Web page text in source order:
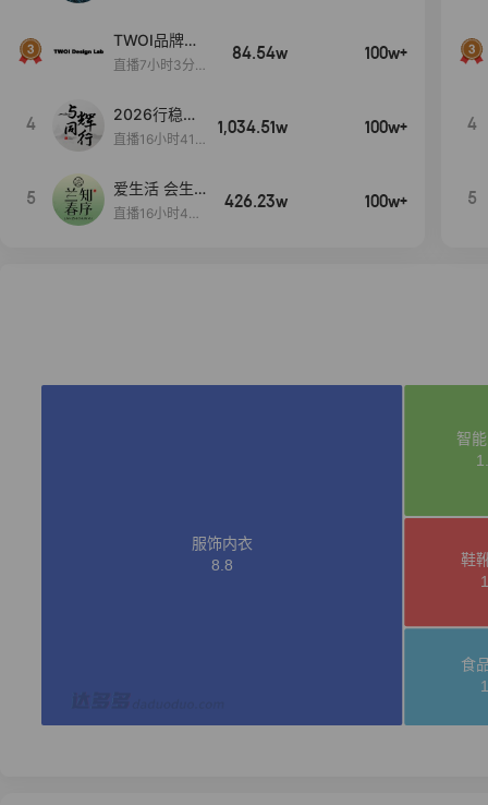
TWOI品牌直
播间新款上
直播7小时3分5
84.54w 100w+
4
2026行稳致
远
直播16小时41
1,034.51w 100w+
5
爱生活 会生
活
直播16小时45
426.23w 100w+
4
5